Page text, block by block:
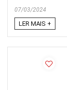
07/03/2024
LER MAIS +